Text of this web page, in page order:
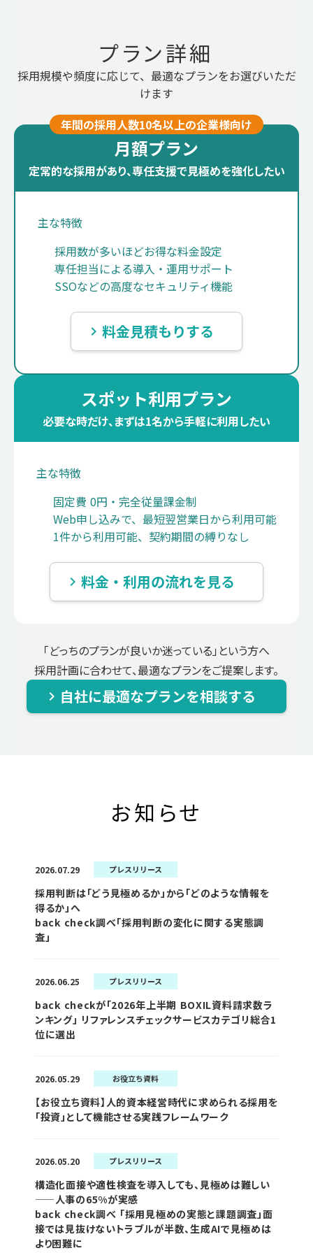
プラン詳細
採用規模や頻度に応じて、最適なプランをお選びいただ
けます
年間の採用人数10名以上の企業様向け
月額プラン
定常的な採用があり、専任支援で見極めを強化したい
主な特徴
採用数が多いほどお得な料金設定
専任担当による導入・運用サポート
SSOなどの高度なセキュリティ機能
keyboard_arrow_right 料金見積もりする
スポット利用プラン
必要な時だけ、まずは1名から手軽に利用したい
主な特徴
固定費 0円・完全従量課金制
Web申し込みで、最短翌営業日から利用可能
1件から利用可能、契約期間の縛りなし
keyboard_arrow_right 料金・利用の流れを見る
「どっちのプランが良いか迷っている」という方へ
採用計画に合わせて、最適なプランをご提案します。
keyboard_arrow_right 自社に最適なプランを相談する
お知らせ
2026.07.29 プレスリリース
採用判断は「どう見極めるか」から「どのような情報を
得るか」へ
back check調べ「採用判断の変化に関する実態調
査」
2026.06.25 プレスリリース
back checkが「2026年上半期 BOXIL資料請求数ラ
ンキング」 リファレンスチェックサービスカテゴリ総合1
位に選出
2026.05.29 お役立ち資料
【お役立ち資料】人的資本経営時代に求められる採用を
「投資」として機能させる実践フレームワーク
2026.05.20 プレスリリース
構造化面接や適性検査を導入しても、見極めは難しい
——人事の65%が実感
back check調べ 「採用見極めの実態と課題調査」面
接では見抜けないトラブルが半数、生成AIで見極めは
より困難に